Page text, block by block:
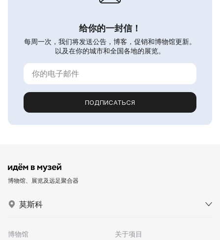
给你的一封信！
每周一次，我们将发送公告，博客，促销和博物馆更新。
以及在你的城市和全国各地的展览。
ПОДПИСАТЬСЯ
博物馆、展览及远足聚合器
莫斯科
博物馆
关于项目